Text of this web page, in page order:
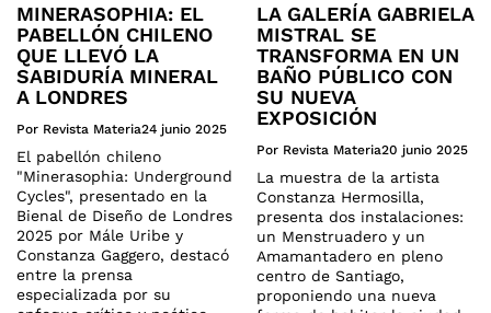
MINERASOPHIA: EL
PABELLÓN CHILENO
QUE LLEVÓ LA
SABIDURÍA MINERAL
A LONDRES
Por Revista Materia24 junio 2025
El pabellón chileno
"Minerasophia: Underground
Cycles", presentado en la
Bienal de Diseño de Londres
2025 por Mále Uribe y
Constanza Gaggero, destacó
entre la prensa
especializada por su
LA GALERÍA GABRIELA
MISTRAL SE
TRANSFORMA EN UN
BAÑO PÚBLICO CON
SU NUEVA
EXPOSICIÓN
Por Revista Materia20 junio 2025
La muestra de la artista
Constanza Hermosilla,
presenta dos instalaciones:
un Menstruadero y un
Amamantadero en pleno
centro de Santiago,
proponiendo una nueva